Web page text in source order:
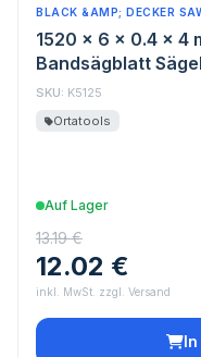
BLACK &AMP; DECKER
1520 x 6 x 0.4 x 4
Bandsägblatt
SKU: K5125
Ortatools
Auf Lager
13.19 €
12.02 €
inkl. MwSt. zzgl. Versand